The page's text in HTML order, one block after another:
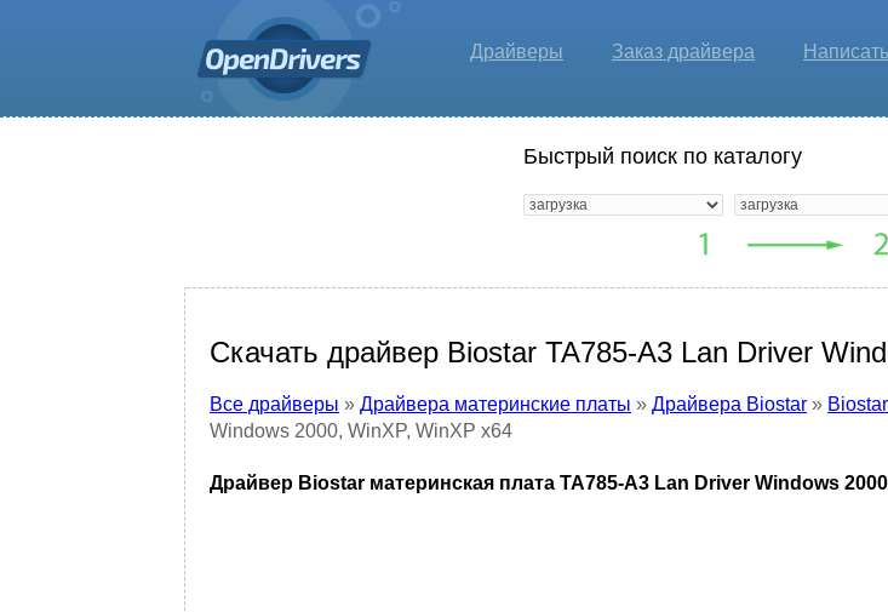
Драйверы Заказ драйвера
Быстрый поиск по каталогу
Скачать драйвер Biostar TA785-A3 Lan Driver
Все драйверы » Драйвера материнские платы » Драйвера Biostar »
Windows 2000, WinXP, WinXP x64
Драйвер Biostar материнская плата TA785-A3 Lan Driver Windows